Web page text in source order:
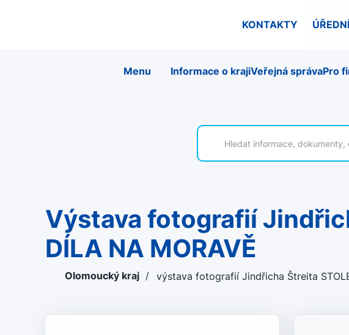
KONTAKTY
Menu Informace o krajiVeřejná správaPro
výstava fotografií Jindřicha Štreita STOLETÍ CHARITNÍHO
DÍLA NA MORAVĚ
Olomoucký kraj / výstava fotografií Jindřicha Štreita